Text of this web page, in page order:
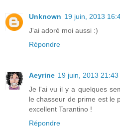
Unknown 19 juin, 2013
J'ai adoré moi aussi :)
Répondre
Aeyrine 19 juin, 2013 21:43
Je l'ai vu il y a quelques
le chasseur de prime est le
excellent Tarantino !
Répondre